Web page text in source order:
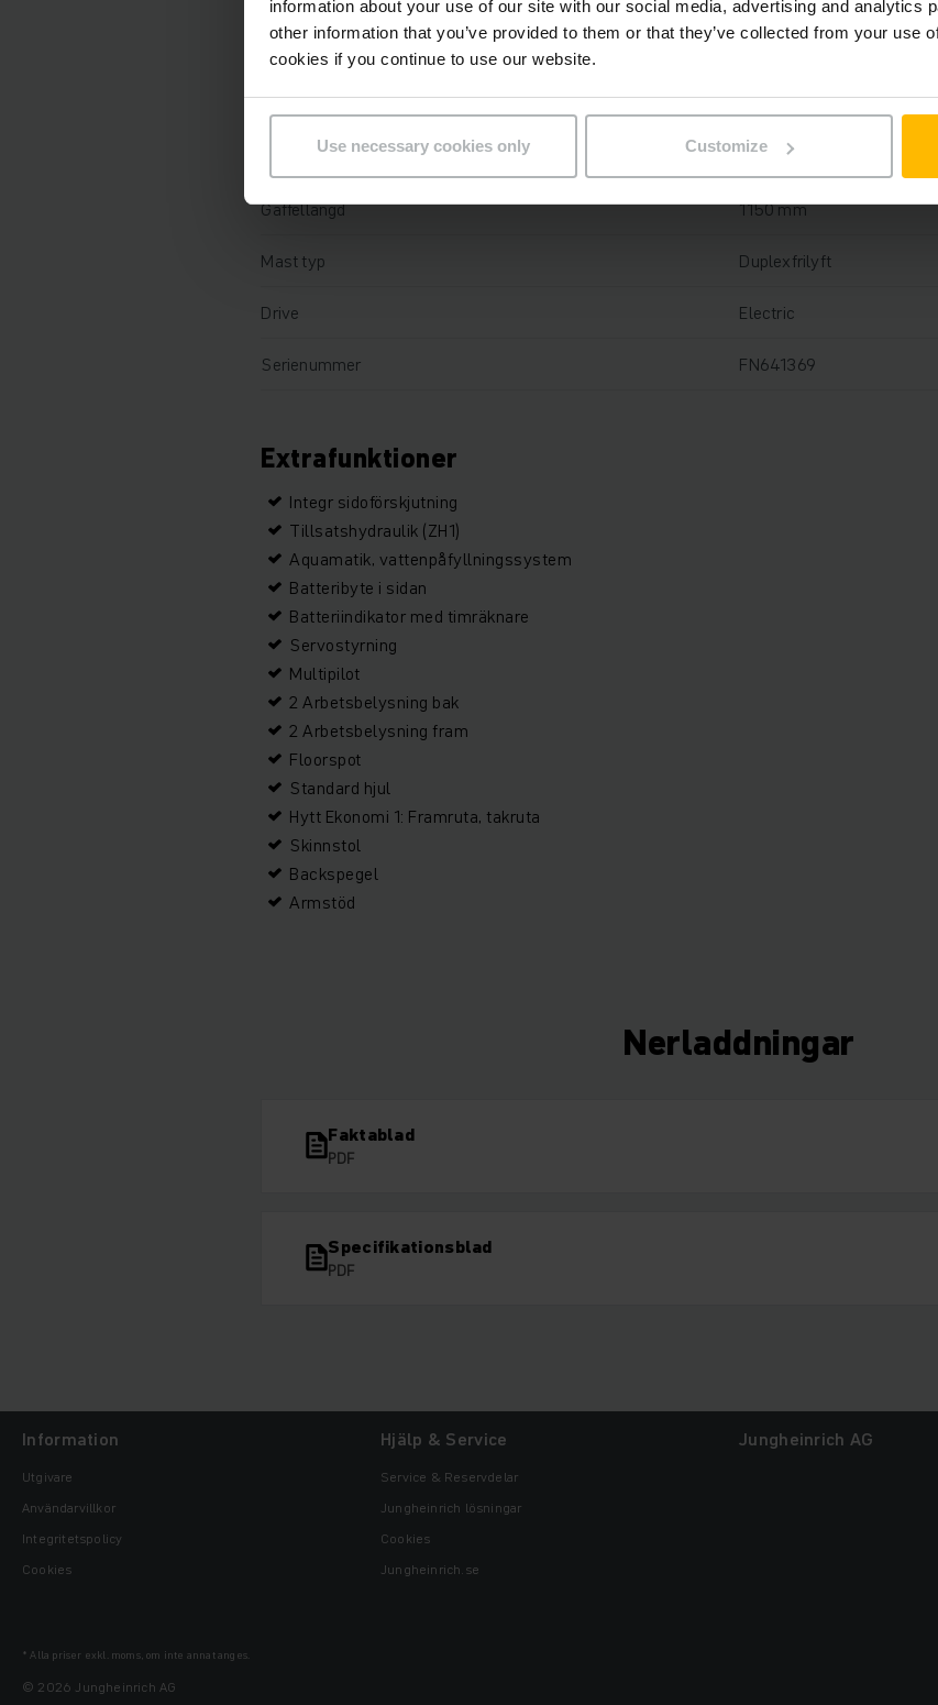
information about your use of our site with our social media, advertising and analytics
other information that you’ve provided to them or that they’ve collected from your use
cookies if you continue to use our website.
Use necessary cookies only Customize
Lastkapacitet
Drifttimmar 8009 h
Total höjd 2165 mm
Gaffellängd 1150 mm
Mast typ Duplexfrilyft
Drive Electric
Serienummer FN641369
Extrafunktioner
Integr sidoförskjutning
Tillsatshydraulik (ZH1)
Aquamatik, vattenpåfyllningssystem
Batteribyte i sidan
Batteriindikator med timräknare
Servostyrning
Multipilot
2 Arbetsbelysning bak
2 Arbetsbelysning fram
Floorspot
Standard hjul
Hytt Ekonomi 1: Framruta, takruta
Skinnstol
Backspegel
Armstöd
Nerladdningar
Faktablad
PDF
Specifikationsblad
PDF
Information
Utgivare
Användarvillkor
Integritetspolicy
Cookies
Hjälp & Service
Service & Reservdelar
Jungheinrich lösningar
Cookies
Jungheinrich.se
Jungheinrich AG
* Alla priser exkl. moms, om inte annat anges.
© 2026 Jungheinrich AG